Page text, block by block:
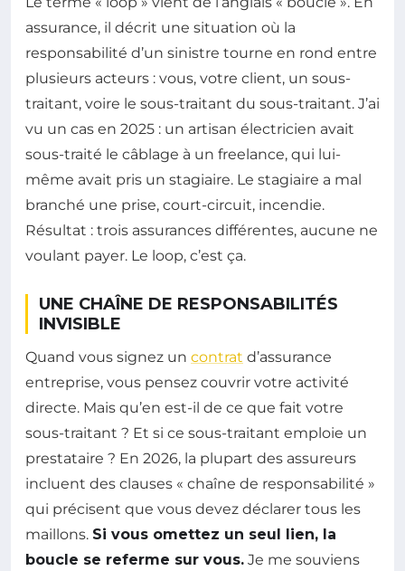
assurance, il décrit une situation où la
responsabilité d’un sinistre tourne en rond entre
plusieurs acteurs : vous, votre client, un sous-
traitant, voire le sous-traitant du sous-traitant. J’ai
vu un cas en 2025 : un artisan électricien avait
sous-traité le câblage à un freelance, qui lui-
même avait pris un stagiaire. Le stagiaire a mal
branché une prise, court-circuit, incendie.
Résultat : trois assurances différentes, aucune ne
voulant payer. Le loop, c’est ça.
UNE CHAÎNE DE RESPONSABILITÉS
INVISIBLE
Quand vous signez un contrat d’assurance
entreprise, vous pensez couvrir votre activité
directe. Mais qu’en est-il de ce que fait votre
sous-traitant ? Et si ce sous-traitant emploie un
prestataire ? En 2026, la plupart des assureurs
incluent des clauses « chaîne de responsabilité »
qui précisent que vous devez déclarer tous les
maillons. Si vous omettez un seul lien, la
boucle se referme sur vous. Je me souviens